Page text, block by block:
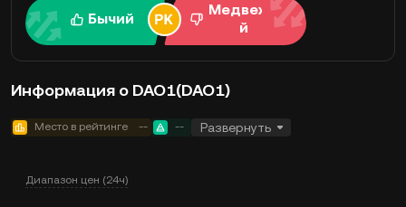
Бычий
Медвежи
й
Информация о DAO1(DAO1)
Место в рейтинге -- -- Развернуть
Диапазон цен (24ч)